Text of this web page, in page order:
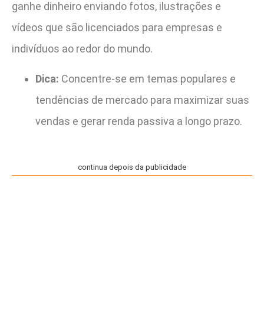
ganhe dinheiro enviando fotos, ilustrações e
vídeos que são licenciados para empresas e
indivíduos ao redor do mundo.
Dica: Concentre-se em temas populares e
tendências de mercado para maximizar suas
vendas e gerar renda passiva a longo prazo.
continua depois da publicidade